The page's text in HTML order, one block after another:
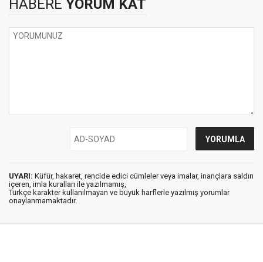
HABERE YORUM KAT
UYARI: Küfür, hakaret, rencide edici cümleler veya imalar, inançlara saldırı
içeren, imla kuralları ile yazılmamış,
Türkçe karakter kullanılmayan ve büyük harflerle yazılmış yorumlar
onaylanmamaktadır.